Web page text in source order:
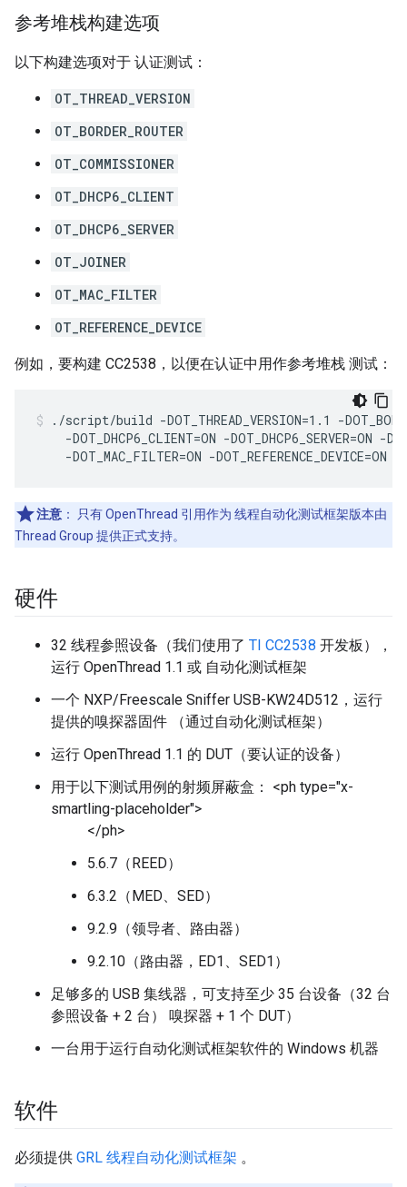
参考堆栈构建选项
以下构建选项对于 认证测试：
OT_THREAD_VERSION
OT_BORDER_ROUTER
OT_COMMISSIONER
OT_DHCP6_CLIENT
OT_DHCP6_SERVER
OT_JOINER
OT_MAC_FILTER
OT_REFERENCE_DEVICE
例如，要构建 CC2538，以便在认证中用作参考堆栈 测试：
./script/build -DOT_THREAD_VERSION=1.1 -
-DOT_DHCP6_CLIENT=ON -DOT_DHCP6_SERVER=ON -
    -DOT_MAC_FILTER=ON -DOT_REFERENCE_DEVICE=ON
注意 ：
只有 OpenThread 引用作为 线程自动化测试框架版本由
Thread Group 提供正式支持。
硬件
32 线程参照设备（我们使用了 TI CC2538 开发板），
运行 OpenThread 1.1 或 自动化测试框架
一个 NXP/Freescale Sniffer USB-KW24D512，运行
提供的嗅探器固件 （通过自动化测试框架）
运行 OpenThread 1.1 的 DUT（要认证的设备）
用于以下测试用例的射频屏蔽盒： <ph type="x-
smartling-placeholder">
</ph>
5.6.7（REED）
6.3.2（MED、SED）
9.2.9（领导者、路由器）
9.2.10（路由器，ED1、SED1）
足够多的 USB 集线器，可支持至少 35 台设备（32 台
参照设备 + 2 台） 嗅探器 + 1 个 DUT）
一台用于运行自动化测试框架软件的 Windows 机器
软件
必须提供 GRL 线程自动化测试框架 。